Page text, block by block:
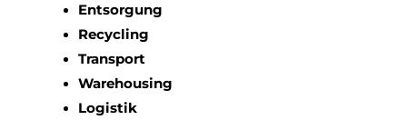
Entsorgung
Recycling
Transport
Warehousing
Logistik